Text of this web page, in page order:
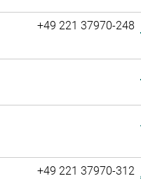
+49 221 37970-248
+49 221 37970-312